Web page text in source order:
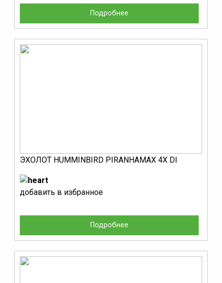
Подробнее
ЭХОЛОТ HUMMINBIRD PIRANHAMAX 4X DI
Подробнее
добавить в избранное